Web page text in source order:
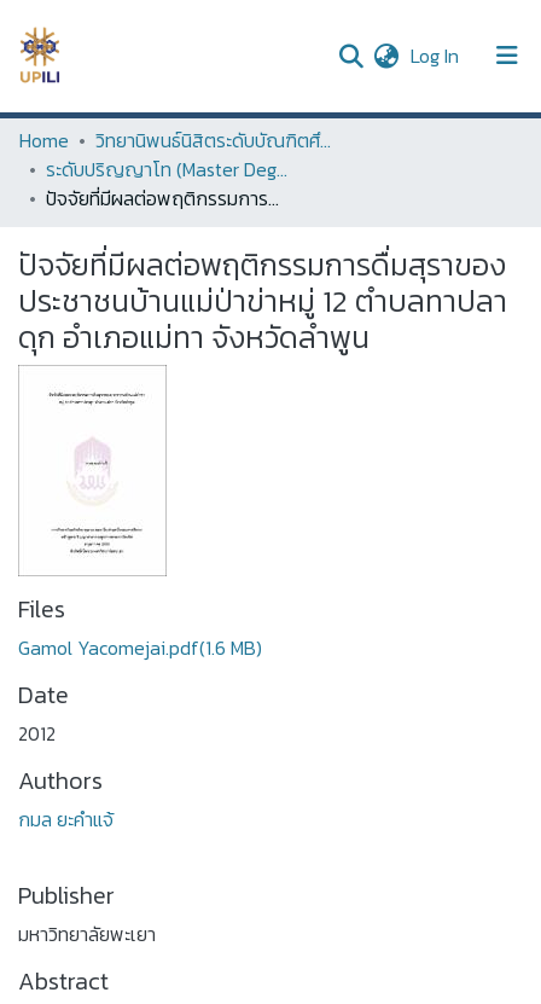
Log In (current)
UPDC
Communities & Collections
Statistics
Home
วิทยานิพนธ์นิสิตระดับบัณฑิตศึกษา (Thesis of Graduate Students)
ระดับปริญญาโท (Master Degree)
ปัจจัยที่มีผลต่อพฤติกรรมการดื่มสุราของประชาชนบ้านแม่ป่าข่าหมู่ 12 ตำบลทาปลาดุก อำเภอแม่ทา จังหวัดลำพูน
ปัจจัยที่มีผลต่อพฤติกรรมการดื่มสุราของ
ประชาชนบ้านแม่ป่าข่าหมู่ 12 ตำบลทาปลา
ดุก อำเภอแม่ทา จังหวัดลำพูน
Files
Gamol Yacomejai.pdf(1.6 MB)
Date
2012
Authors
กมล ยะคำแจ้
Publisher
มหาวิทยาลัยพะเยา
Abstract